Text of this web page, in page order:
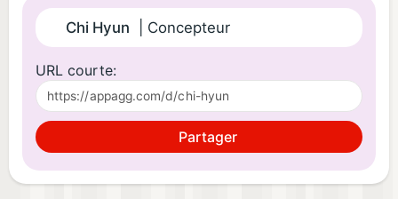
Chi Hyun | Concepteur
URL courte:
Partager